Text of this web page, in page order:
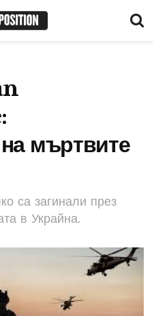
мъртвите
са загинали през
в Украйна.